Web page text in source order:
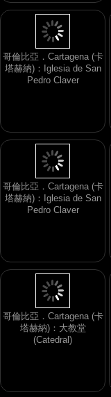
哥倫比亞．Cartagena (卡
塔赫納)：Iglesia de San
Pedro Claver
哥倫比亞．Cartagena (卡
塔赫納)：Iglesia de San
Pedro Claver
哥倫比亞．Cartagena (卡
塔赫納)：大教堂
(Catedral)